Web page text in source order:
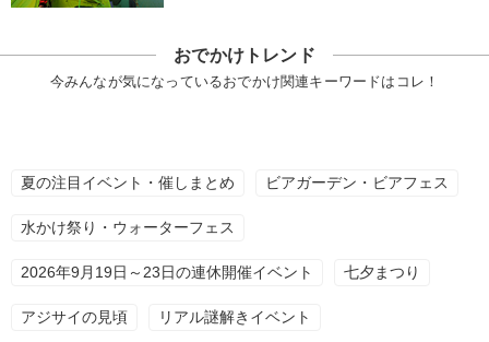
おでかけトレンド
今みんなが気になっているおでかけ関連キーワードはコレ！
夏の注目イベント・催しまとめ ビアガーデン・ビアフェス
水かけ祭り・ウォーターフェス
2026年9月19日～23日の連休開催イベント 七夕まつり
アジサイの見頃 リアル謎解きイベント